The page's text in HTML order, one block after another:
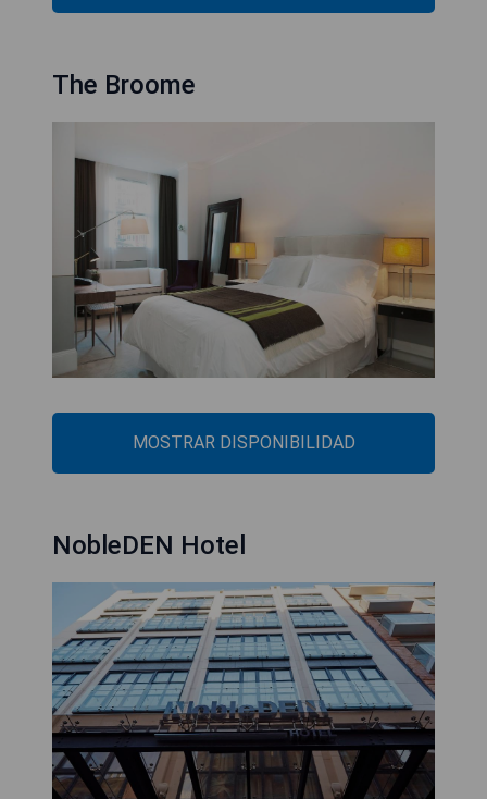
The Broome
MOSTRAR DISPONIBILIDAD
NobleDEN Hotel